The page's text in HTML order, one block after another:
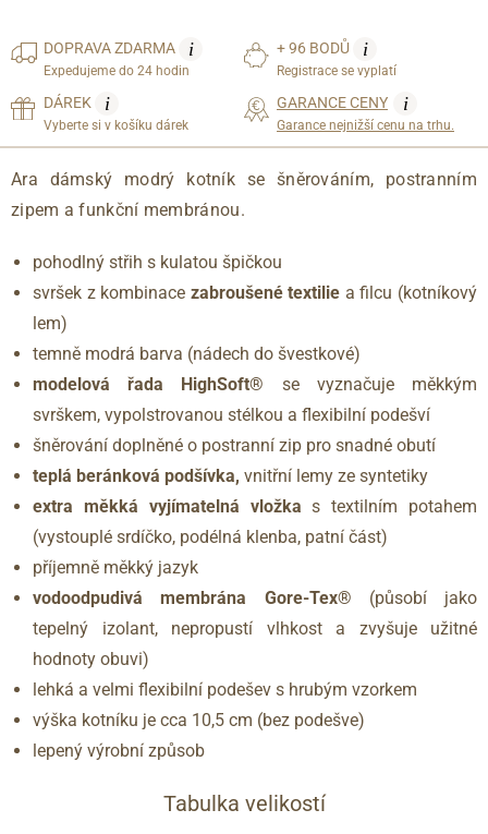
DOPRAVAZDARMA i
Expedujeme do 24 hodin
+ 96 BODŮ i
Registrace se vyplatí
DÁREK i
Vyberte si v košíku dárek
GARANCE CENY i
Garance nejnižší cenu na trhu.
Ara dámský modrý kotník se šněrováním, postranním
zipem a funkční membránou.
pohodlný střih s kulatou špičkou
svršek z kombinace zabroušené textilie a filcu (kotníkový
lem)
temně modrá barva (nádech do švestkové)
modelová řada HighSoft® se vyznačuje měkkým
svrškem, vypolstrovanou stélkou a flexibilní podešví
šněrování doplněné o postranní zip pro snadné obutí
teplá beránková podšívka, vnitřní lemy ze syntetiky
extra měkká vyjímatelná vložka s textilním potahem
(vystouplé srdíčko, podélná klenba, patní část)
příjemně měkký jazyk
vodoodpudivá membrána Gore-Tex® (působí jako
tepelný izolant, nepropustí vlhkost a zvyšuje užitné
hodnoty obuvi)
lehká a velmi flexibilní podešev s hrubým vzorkem
výška kotníku je cca 10,5 cm (bez podešve)
lepený výrobní způsob
Tabulka velikostí